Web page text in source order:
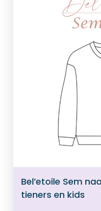
Bel’etoile Sem
tieners en kids